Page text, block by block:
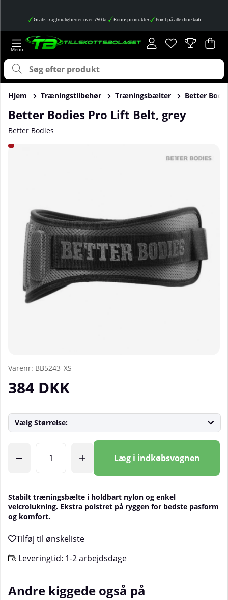
Gratis fragtmuligheder over 750 kr Bonusprodukter Point på alle dine køb
Ønskeliste
Antal på
. .
Hjem Træningstilbehør Træningsbælter Better
Better Bodies Pro Lift Belt, grey
Better Bodies
Produktbilleder Better Bodies Pro Lift Belt, grey
Varenr: BB5243_XS
384 DKK
Vælg Størrelse:
Læg i indkøbsvognen
Stabilt træningsbælte i holdbart nylon og enkel
velcrolukning. Ekstra polstret på ryggen for bedste pasform
og komfort.
Leveringtid: 1-2 arbejdsdage
Andre kiggede også på